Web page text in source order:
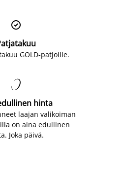

GOLD-patjoille.

hinta
laajan valikoiman
on aina edullinen
Joka päivä.